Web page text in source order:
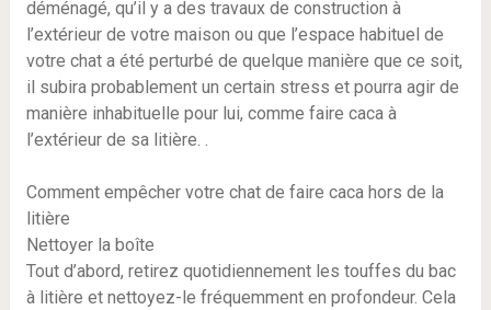
déménagé, qu’il y a des travaux de construction à
l’extérieur de votre maison ou que l’espace habituel de
votre chat a été perturbé de quelque manière que ce soit,
il subira probablement un certain stress et pourra agir de
manière inhabituelle pour lui, comme faire caca à
l’extérieur de sa litière. .
Comment empêcher votre chat de faire caca hors de la
litière
Nettoyer la boîte
Tout d’abord, retirez quotidiennement les touffes du bac
à litière et nettoyez-le fréquemment en profondeur. Cela